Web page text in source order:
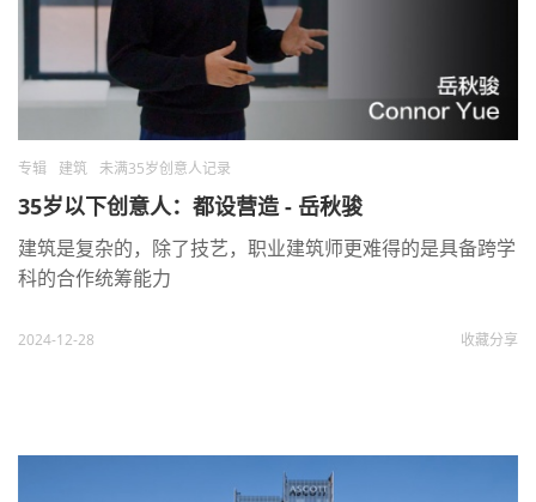
专辑 建筑 未满35岁创意人记录
35岁以下创意人：都设营造 - 岳秋骏
建筑是复杂的，除了技艺，职业建筑师更难得的是具备跨学
科的合作统筹能力
2024-12-28 收藏分享